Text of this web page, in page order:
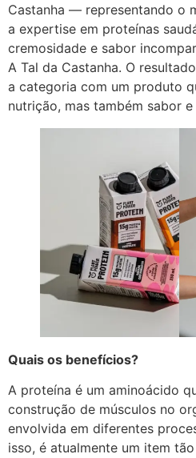
Castanha — representando o
a expertise em proteínas
cremosidade e sabor
A Tal da Castanha. O
a categoria com um produto
nutrição, mas também sabor
Quais os benefícios?
A proteína é um aminoácido
construção de músculos no
envolvida em diferentes
isso, é atualmente um item